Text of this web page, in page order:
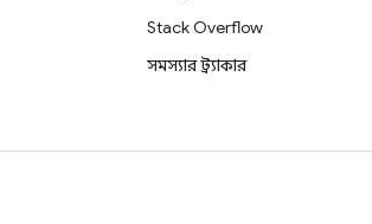
Stack Overflow
সমস্যার ট্র্যাকার